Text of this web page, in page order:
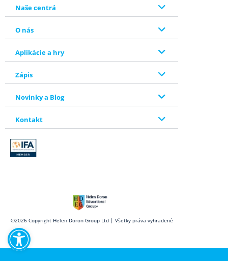
Open toolbar
Naše centrá
O nás
Aplikácie a hry
Zápis
Novinky a Blog
Kontakt
©2026 Copyright Helen Doron Group Ltd | Všetky práva vyhradené